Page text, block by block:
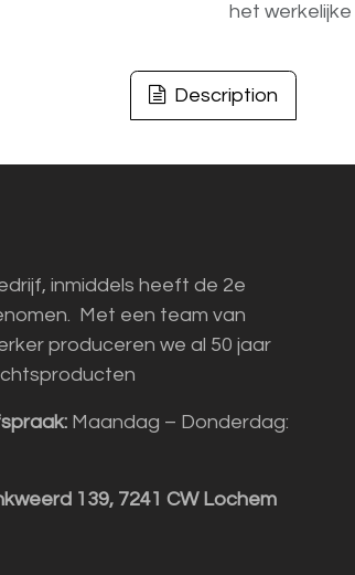
het werkelijke
Description
inmiddels heeft de 2e
Met een team van
produceren we al 50 jaar
Maandag – Donderdag:
139, 7241 CW Lochem